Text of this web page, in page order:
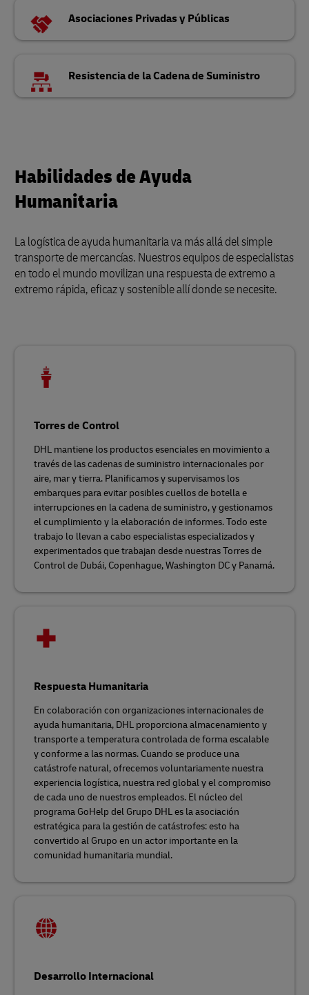
Asociaciones Privadas y Públicas
Resistencia de la Cadena de Suministro
Habilidades de Ayuda
Humanitaria
La logística de ayuda humanitaria va más allá del simple
transporte de mercancías. Nuestros equipos de especialistas
en todo el mundo movilizan una respuesta de extremo a
extremo rápida, eficaz y sostenible allí donde se necesite.
Torres de Control
DHL mantiene los productos esenciales en movimiento a
través de las cadenas de suministro internacionales por
aire, mar y tierra. Planificamos y supervisamos los
embarques para evitar posibles cuellos de botella e
interrupciones en la cadena de suministro, y gestionamos
el cumplimiento y la elaboración de informes. Todo este
trabajo lo llevan a cabo especialistas especializados y
experimentados que trabajan desde nuestras Torres de
Control de Dubái, Copenhague, Washington DC y Panamá.
Respuesta Humanitaria
En colaboración con organizaciones internacionales de
ayuda humanitaria, DHL proporciona almacenamiento y
transporte a temperatura controlada de forma escalable
y conforme a las normas. Cuando se produce una
catástrofe natural, ofrecemos voluntariamente nuestra
experiencia logística, nuestra red global y el compromiso
de cada uno de nuestros empleados. El núcleo del
programa GoHelp del Grupo DHL es la asociación
estratégica para la gestión de catástrofes: esto ha
convertido al Grupo en un actor importante en la
comunidad humanitaria mundial.
Desarrollo Internacional